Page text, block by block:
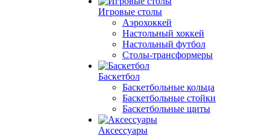
Игровые столы
Аэрохоккей
Настольный хоккей
Настольный футбол
Столы-трансформеры
Баскетбол
Баскетбольные кольца
Баскетбольные стойки
Баскетбольные щиты
Аксессуары